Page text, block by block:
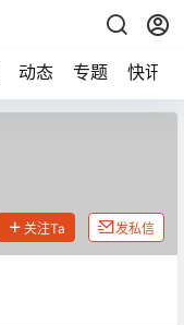
动态 专题 快讯
关注Ta 发私信